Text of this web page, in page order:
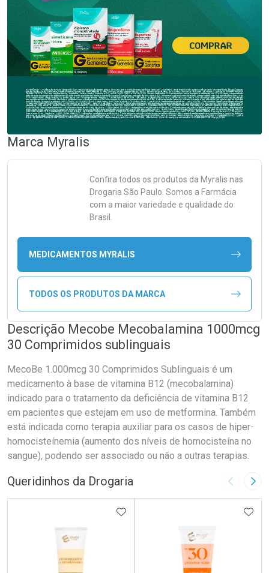
Marca Myralis
Confira todos os produtos da Myralis nas
Drogaria São Paulo. Somos a Farmácia
com a maior variedade e qualidade do
Brasil.
MEDICAMENTOS MYRALIS
TODOS OS PRODUTOS DA MARCA
Descrição Mecobe Mecobalamina 1000mcg
30 Comprimidos sublinguais
MecoBe 1.000mcg 30 Comprimidos Sublinguais é um
medicamento à base de vitamina B12 (mecobalamina)
indicado para o tratamento da deficiência de vitamina B12
em pacientes que estejam em uso de metformina. Também
está indicada como terapia auxiliar para os casos de hiper-
homocisteínemia (aumento dos níveis de homocisteína no
sangue), podendo ser associado ou não a outras terapias.
Queridinhos da Drogaria Imagem
ADICIONAR AOS FAVORITOS